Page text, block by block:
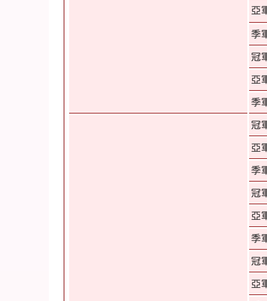
亞
季
冠
亞
季
冠
亞
季
冠
亞
季
冠
亞